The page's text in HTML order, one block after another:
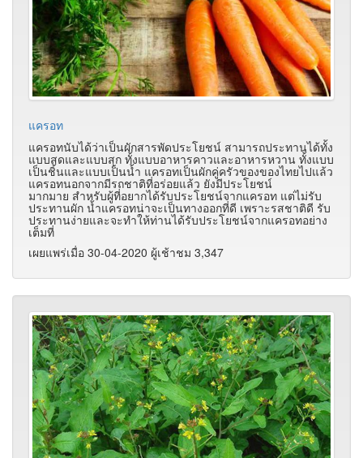
แครอท
แครอทนับได้ว่าเป็นผักสารพัดประโยชน์ สามารถประทานได้ทั้ง
แบบสดและแบบสุก ทั้งแบบอาหารคาวและอาหารหวาน ทั้งแบบ
เป็นชิ้นและแบบเป็นน้ำ แครอทเป็นผักคู่ครัวของของไทยไปแล้ว
แครอทนอกจากมีรถชาติที่อร่อยแล้ว ยังมีประโยชน์
มากมาย สำหรับผู้ที่อยากได้รับประโยชน์จากแครอท แต่ไม่รับ
ประทานผัก น้ำแครอทน่าจะเป็นทางออกที่ดี เพราะรสชาติดี รับ
ประทานง่ายและจะทำให้ท่านได้รับประโยชน์จากแครอทอย่าง
เต็มที่
เผยแพร่เมื่อ 30-04-2020 ผู้เช้าชม 3,347